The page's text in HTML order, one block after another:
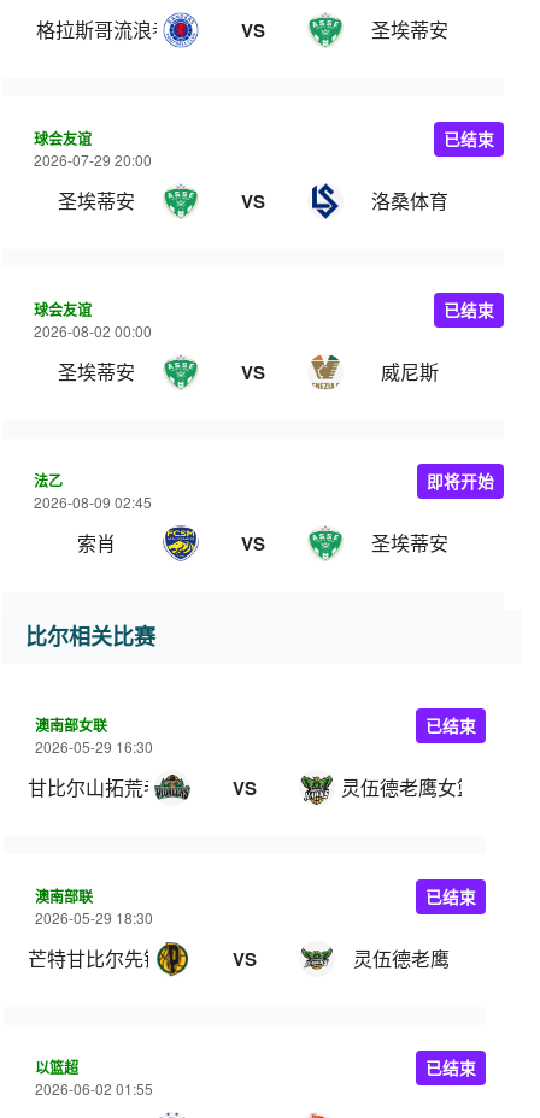
格拉斯哥流浪者 VS 圣埃蒂安
球会友谊
2026-07-29 20:00
圣埃蒂安 VS 洛桑体育
已结束
球会友谊
2026-08-02 00:00
圣埃蒂安 VS 威尼斯
已结束
法乙
2026-08-09 02:45
索肖 VS 圣埃蒂安
即将开始
比尔相关比赛
澳南部女联
2026-05-29 16:30
甘比尔山拓荒者女篮 VS 灵伍德老鹰女篮
已结束
澳南部联
2026-05-29 18:30
芒特甘比尔先锋 VS 灵伍德老鹰
已结束
以篮超
2026-06-02 01:55
已结束